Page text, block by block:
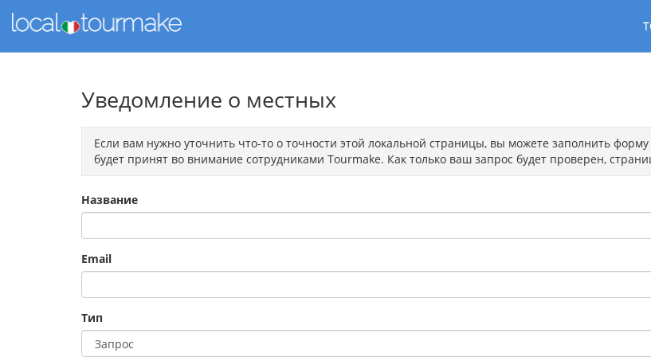
Уведомление о местных
Если вам нужно уточнить что-то о точности этой локальной страницы, вы можете заполнить
будет принят во внимание сотрудниками Tourmake. Как только ваш запрос будет проверен,
Название
Email
Тип